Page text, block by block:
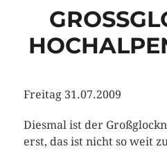
Freitag 31.07.2009
Diesmal ist der
erst, das ist nicht so weit